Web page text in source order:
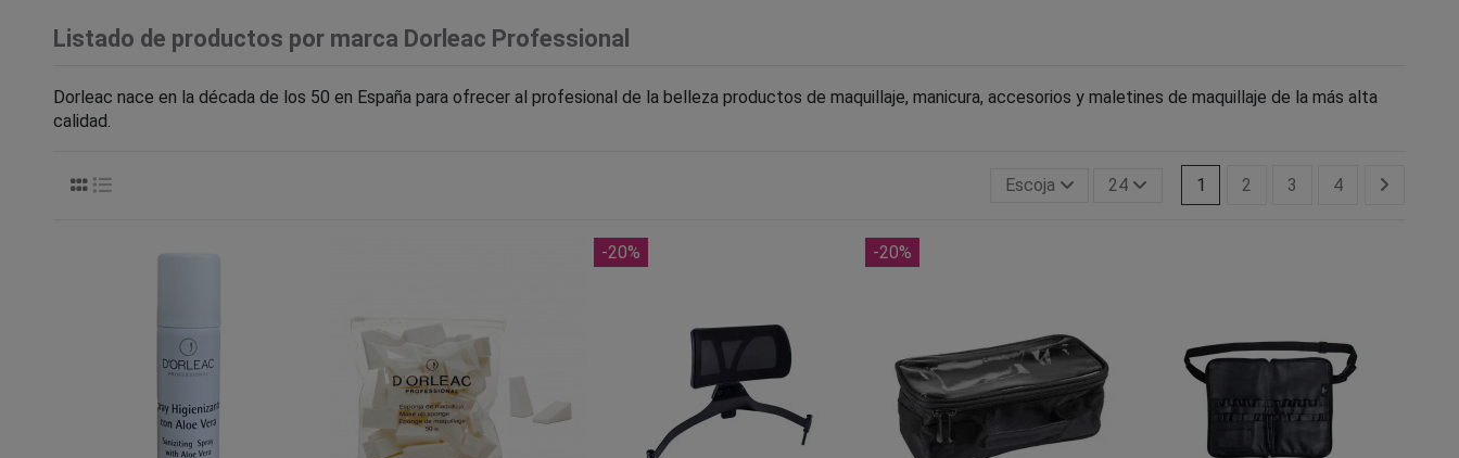
Listado de productos por marca Dorleac Professional
Dorleac nace en la década de los 50 en España para ofrecer al profesional de la belleza productos de maquillaje, manicura, accesorios y maletines de maquillaje de la más alta
calidad.
Escoja 24 1 2 3 4
-20% -20%